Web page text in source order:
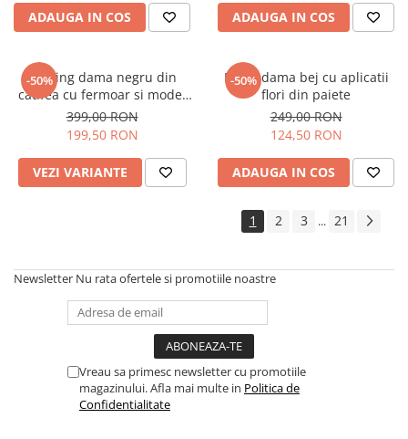
ADAUGA IN COS ADAUGA IN COS
-50%
Trening dama negru din
catifea cu fermoar si model
pe jacheta
399,00 RON
199,50 RON
VEZI VARIANTE
-50%
Bluza dama bej cu aplicatii
flori din paiete
249,00 RON
124,50 RON
ADAUGA IN COS
1 2 3 ... 21
Newsletter Nu rata ofertele si promotiile noastre
Vreau sa primesc newsletter cu promotiile
magazinului. Afla mai multe in Politica de
Confidentialitate